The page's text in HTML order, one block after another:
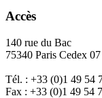
Accès
140 rue du Bac
75340 Paris Cedex 07
Tél. : +33 (0)1 49 54
Fax : +33 (0)1 49 54